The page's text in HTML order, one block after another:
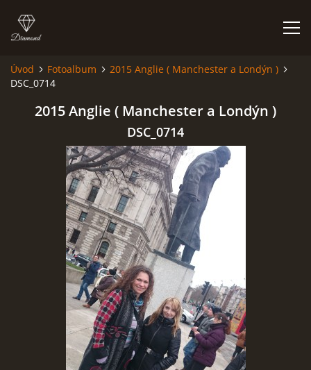
HISTORIE
JAK VYPADÁME
FOTOALBUM
CO HRAJEME
STAGEPLAN
Úvod Fotoalbum
2015 Anglie ( Manchester a Londýn )
DSC_0714
2015 Anglie ( Manchester a Londýn )
DSC_0714